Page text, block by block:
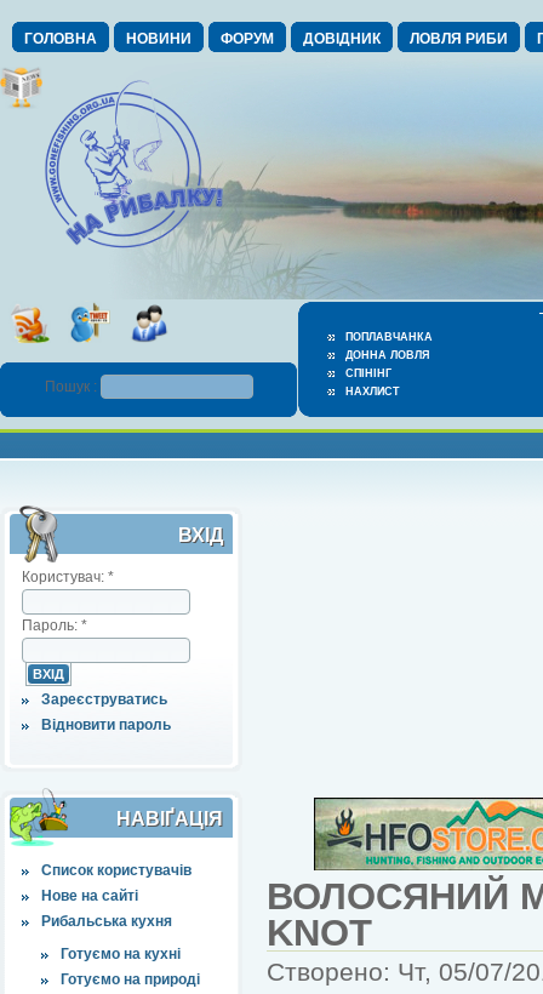
ГОЛОВНА НОВИНИ ФОРУМ ДОВІДНИК ЛОВЛЯ РИБИ
ПОПЛАВЧАНКА
ДОННА ЛОВЛЯ
СПІНІНГ
НАХЛИСТ
Пошук :
ВХІД
Користувач: *
Пароль: *
Зареєструватись
Відновити пароль
НАВІҐАЦІЯ
Список користувачів
Нове на сайті
Рибальська кухня
Готуємо на кухні
Готуємо на природі
ВОЛОСЯНИЙ
KNOT
Створено: Чт, 05/07/